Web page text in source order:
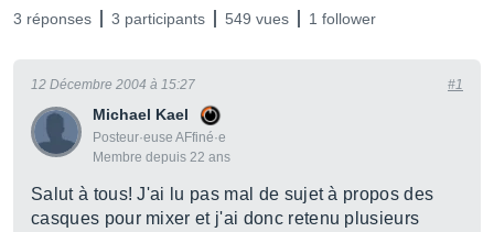
3 réponses 3 participants 549 vues 1 follower
Michael Kael
Posteur·euse AFfiné·e
Membre depuis 22 ans
12 Décembre 2004 à 15:27 #1
Salut à tous! J'ai lu pas mal de sujet à propos des
casques pour mixer et j'ai donc retenu plusieurs